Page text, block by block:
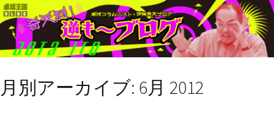
月別アーカイブ: 6月 2012